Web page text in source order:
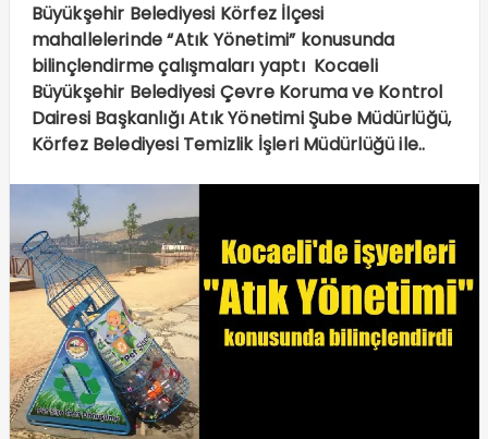
Büyükşehir Belediyesi Körfez İlçesi
mahallelerinde “Atık Yönetimi” konusunda
bilinçlendirme çalışmaları yaptı Kocaeli
Büyükşehir Belediyesi Çevre Koruma ve Kontrol
Dairesi Başkanlığı Atık Yönetimi Şube Müdürlüğü,
Körfez Belediyesi Temizlik İşleri Müdürlüğü ile..